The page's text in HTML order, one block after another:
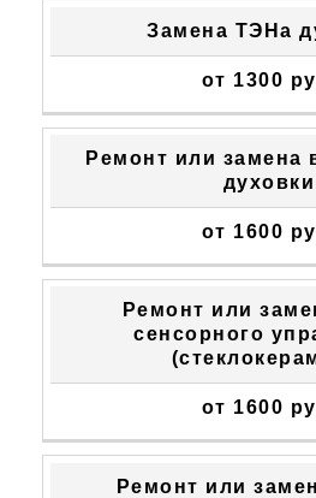
Замена ТЭНа
от 1300
Ремонт или замена
духовки
от 1600
Ремонт или
сенсорного
от 1600
Ремонт или